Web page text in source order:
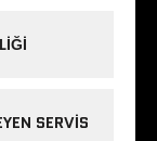
SERVIS